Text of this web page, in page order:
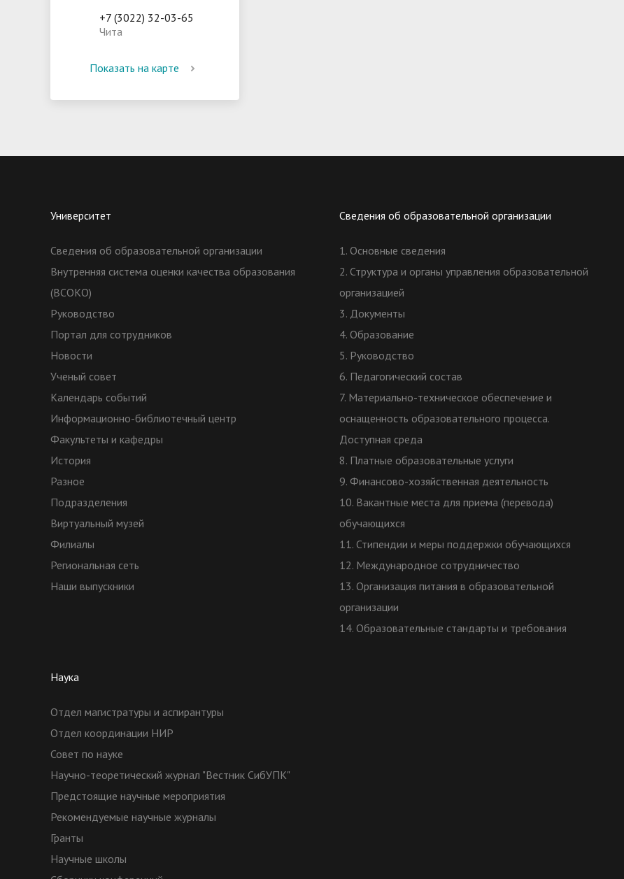
+7 (3022) 32-03-65
Чита
Показать на карте
Университет
Сведения об образовательной организации
Внутренняя система оценки качества образования
(ВСОКО)
Руководство
Портал для сотрудников
Новости
Ученый совет
Календарь событий
Информационно-библиотечный центр
Факультеты и кафедры
История
Разное
Подразделения
Виртуальный музей
Филиалы
Региональная сеть
Наши выпускники
Сведения об образовательной организации
1. Основные сведения
2. Структура и органы управления образовательной
организацией
3. Документы
4. Образование
5. Руководство
6. Педагогический состав
7. Материально-техническое обеспечение и
оснащенность образовательного процесса.
Доступная среда
8. Платные образовательные услуги
9. Финансово-хозяйственная деятельность
10. Вакантные места для приема (перевода)
обучающихся
11. Стипендии и меры поддержки обучающихся
12. Международное сотрудничество
13. Организация питания в образовательной
организации
14. Образовательные стандарты и требования
Наука
Отдел магистратуры и аспирантуры
Отдел координации НИР
Совет по науке
Научно-теоретический журнал "Вестник СибУПК"
Предстоящие научные мероприятия
Рекомендуемые научные журналы
Гранты
Научные школы